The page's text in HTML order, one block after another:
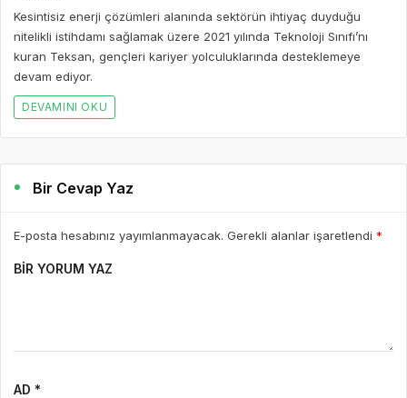
Kesintisiz enerji çözümleri alanında sektörün ihtiyaç duyduğu
nitelikli istihdamı sağlamak üzere 2021 yılında Teknoloji Sınıfı’nı
kuran Teksan, gençleri kariyer yolculuklarında desteklemeye
devam ediyor.
DEVAMINI OKU
Bir Cevap Yaz
E-posta hesabınız yayımlanmayacak. Gerekli alanlar işaretlendi *
BIR YORUM YAZ
AD *